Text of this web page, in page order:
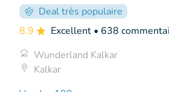
Deal très populaire
8.9
Excellent • 638
Wunderland Kalkar
Kalkar